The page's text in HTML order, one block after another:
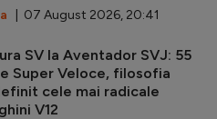
| 07 August 2026, 20:41
SV la Aventador SVJ: 55
Super Veloce, filosofia
cele mai radicale
V12